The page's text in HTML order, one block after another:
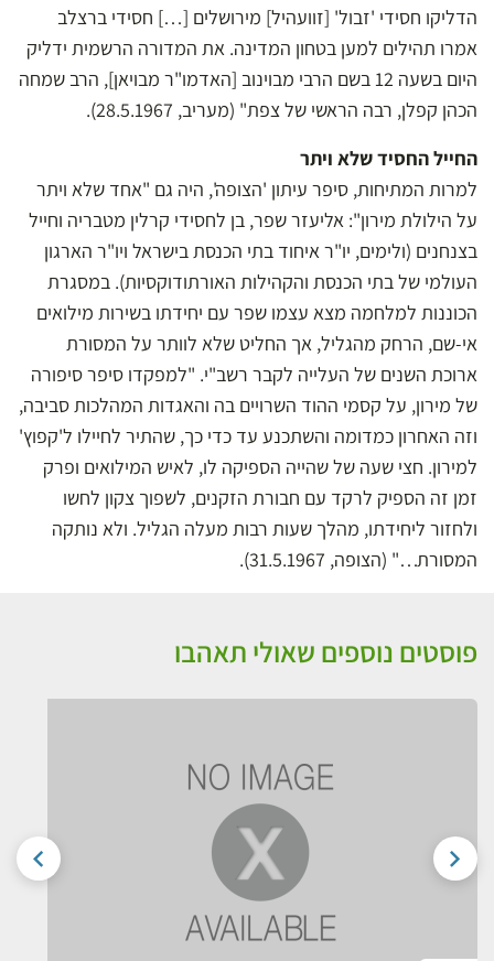
הדליקו חסידי 'זבול' [זוועהיל] מירושלים […] חסידי ברצלב
אמרו תהילים למען בטחון המדינה. את המדורה הרשמית ידליק
היום בשעה 12 בשם הרבי מבוינוב [האדמו"ר מבויאן], הרב שמחה
הכהן קפלן, רבה הראשי של צפת" (מעריב, 28.5.1967).
החייל החסיד שלא ויתר
למרות המתיחות, סיפר עיתון 'הצופה', היה גם "אחד שלא ויתר
על הילולת מירון": אליעזר שפר, בן לחסידי קרלין מטבריה וחייל
בצנחנים (ולימים, יו"ר איחוד בתי הכנסת בישראל ויו"ר הארגון
העולמי של בתי הכנסת והקהילות האורתודוקסיות). במסגרת
הכוננות למלחמה מצא עצמו שפר עם יחידתו בשירות מילואים
אי-שם, הרחק מהגליל, אך החליט שלא לוותר על המסורת
ארוכת השנים של העלייה לקבר רשב"י. "למפקדו סיפר סיפורה
של מירון, על קסמי ההוד השרויים בה והאגדות המהלכות סביבה,
וזה האחרון כמדומה והשתכנע עד כדי כך, שהתיר לחיילו ל'קפוץ'
למירון. חצי שעה של שהייה הספיקה לו, לאיש המילואים ופרק
זמן זה הספיק לרקד עם חבורת הזקנים, לשפוך צקון לחשו
ולחזור ליחידתו, מהלך שעות רבות מעלה הגליל. ולא נותקה
המסורת…" (הצופה, 31.5.1967).
פוסטים נוספים שאולי תאהבו